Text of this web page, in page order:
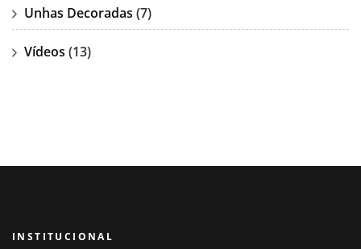
Unhas Decoradas (7)
Vídeos (13)
INSTITUCIONAL